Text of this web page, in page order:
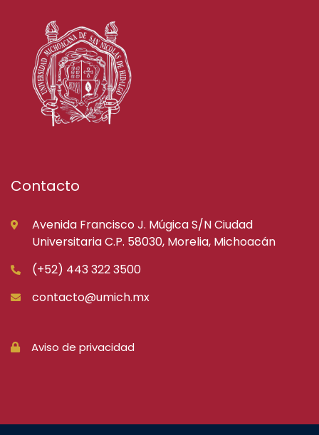
Contacto
Avenida Francisco J. Múgica S/N Ciudad
Universitaria C.P. 58030, Morelia, Michoacán
(+52) 443 322 3500
contacto@umich.mx
Aviso de privacidad